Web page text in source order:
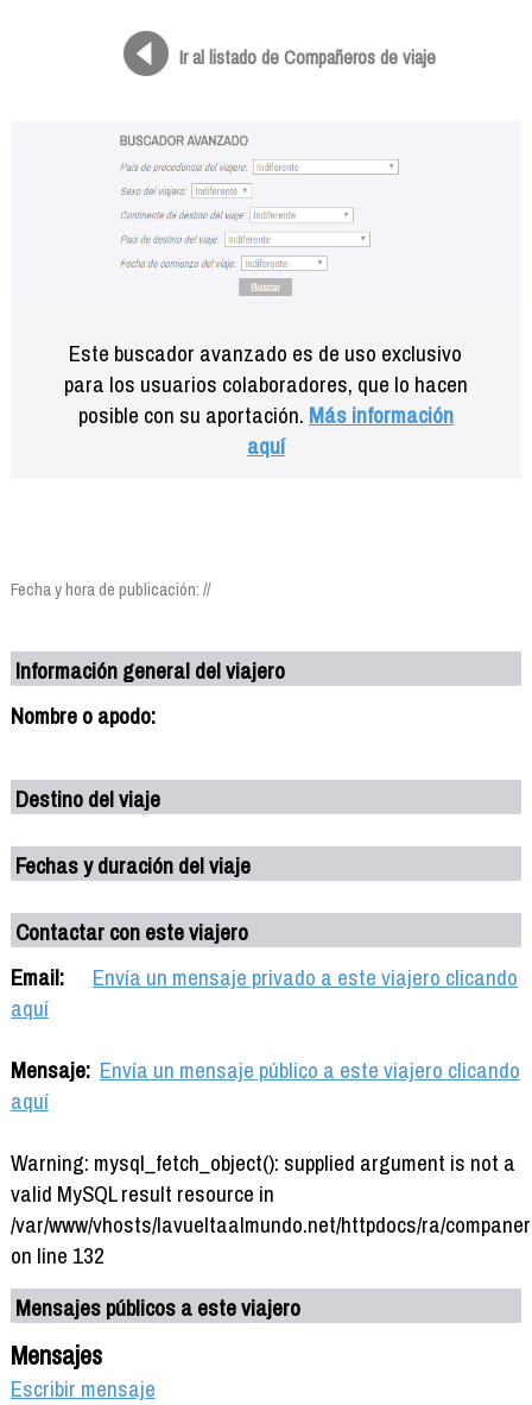
Ir al listado de Compañeros de viaje
Este buscador avanzado es de uso exclusivo
para los usuarios colaboradores, que lo hacen
posible con su aportación. Más información
aquí
Fecha y hora de publicación: //
Información general del viajero
Nombre o apodo:
Destino del viaje
Fechas y duración del viaje
Contactar con este viajero
Email:
Envía un mensaje privado a este viajero clicando
aquí
Mensaje: Envía un mensaje público a este viajero clicando
aquí
Warning: mysql_fetch_object(): supplied argument is not a
valid MySQL result resource in
/var/www/vhosts/lavueltaalmundo.net/httpdocs/ra/
on line 132
Mensajes públicos a este viajero
Mensajes
Escribir mensaje